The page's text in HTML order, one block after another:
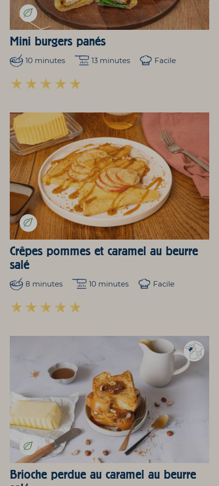
Mini burgers panés
10 minutes 13 minutes Facile
Crêpes pommes et caramel au beurre
salé
8 minutes 10 minutes Facile
Brioche perdue au caramel au beurre